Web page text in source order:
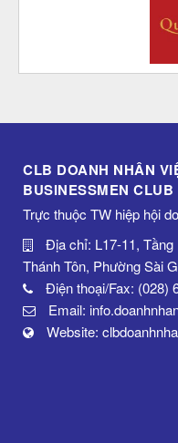
CLB DOANH NHÂN
BUSINESSMEN CLUB
Trực thuộc TW hiệp hội
Địa chỉ: L17-11, Tầng
Thánh Tôn, Phường Sài
Điện thoại/Fax: (028)
Email:
Website: